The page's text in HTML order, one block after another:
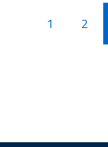
1 2